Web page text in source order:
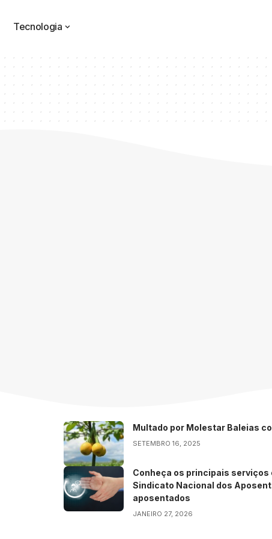
Tecnologia
Multado por Molestar Baleias
SETEMBRO 16, 2025
Conheça os principais serviços
Sindicato Nacional dos
aposentados
JANEIRO 27, 2026